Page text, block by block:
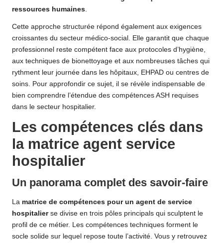
ressources humaines
Cette approche structurée répond également aux exigences
croissantes du secteur médico-social. Elle garantit que chaque
professionnel reste compétent face aux protocoles d’hygiène,
aux techniques de bionettoyage et aux nombreuses tâches qui
rythment leur journée dans les hôpitaux, EHPAD ou centres de
soins. Pour approfondir ce sujet, il se révèle indispensable de
bien comprendre l’étendue des compétences ASH requises
dans le secteur hospitalier.
Les compétences clés dans
la matrice agent service
hospitalier
Un panorama complet des savoir-faire
La matrice de compétences pour un agent de service
hospitalierse divise en trois pôles principals qui sculptent le
profil de ce métier. Les compétences techniques forment le
socle solide sur lequel repose toute l’activité. Vous y retrouvez